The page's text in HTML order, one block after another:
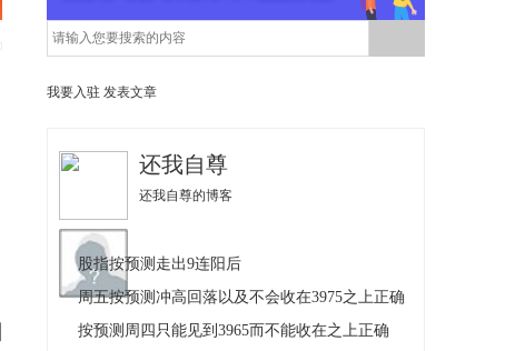
我要入驻 发表文章
还我自尊
还我自尊的博客
股指按预测走出9连阳后
周五按预测冲高回落以及不会收在3975之上正确
按预测周四只能见到3965而不能收在之上正确